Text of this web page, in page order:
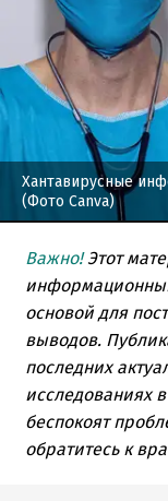
Хантавирусные
(Фото Canva)
Важно!Этот
основой для
выводов.
последних
исследованиях
беспокоят
обратитесь к